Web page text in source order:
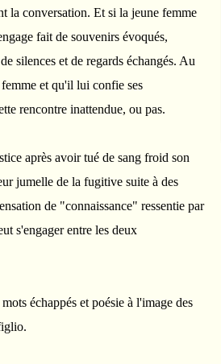
la conversation. Et si la jeune femme
fait de souvenirs évoqués,
silences et de regards échangés. Au
et qu'il lui confie ses
rencontre inattendue, ou pas.
après avoir tué de sang froid son
jumelle de la fugitive suite à des
de "connaissance" ressentie par
s'engager entre les deux
échappés et poésie à l'image des